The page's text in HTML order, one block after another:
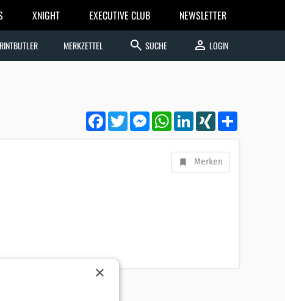
XNIGHT EXECUTIVE CLUB NEWSLETTER
MERKZETTEL search SUCHE person LOGIN
FacebookTwitterMessengerWhatsApp
LinkedInXING
Merken
×